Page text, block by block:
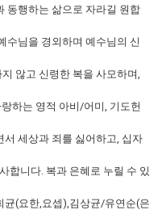
동행하는 삶으로 자라길 원합
수님을 경외하며 예수님의 신
않고 신령한 복을 사모하며,
하는 영적 아비/어미, 기도헌
세상과 죄를 싫어하고, 십자
합니다. 복과 은혜로 누릴 수 있
(요한,요셉),김상균/유연순(은